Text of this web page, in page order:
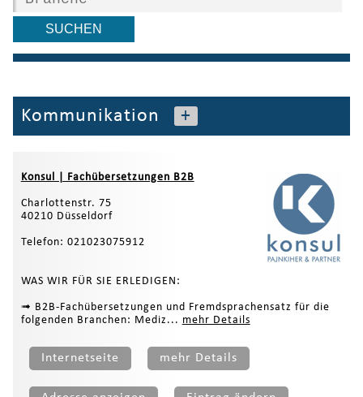
Kommunikation +
Konsul | Fachübersetzungen B2B
Charlottenstr. 75
40210 Düsseldorf
Telefon: 021023075912
WAS WIR FÜR SIE ERLEDIGEN:
➟ B2B-Fachübersetzungen und Fremdsprachensatz für die
folgenden Branchen: Mediz... mehr Details
Internetseite mehr Details